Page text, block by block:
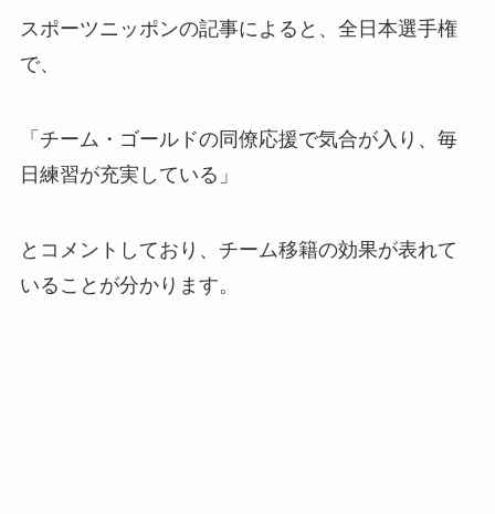
スポーツニッポンの記事によると、全日本選手権
で、
「チーム・ゴールドの同僚応援で気合が入り、毎
日練習が充実している」
とコメントしており、チーム移籍の効果が表れて
いることが分かります。